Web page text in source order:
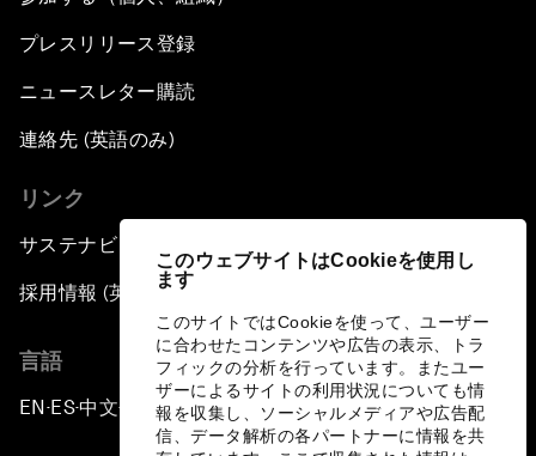
このウェブサイトはCookieを使用し
ます
このサイトではCookieを使って、ユーザー
に合わせたコンテンツや広告の表示、トラ
フィックの分析を行っています。またユー
ザーによるサイトの利用状況についても情
報を収集し、ソーシャルメディアや広告配
信、データ解析の各パートナーに情報を共
プレスリリース登録
ニュースレター購読
連絡先 (英語のみ)
リンク
サステナビリティへの取り組み
採用情報 (英語のみ)
言語
EN ▪ES▪中文▪ 日本語